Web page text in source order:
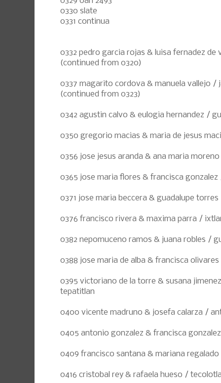
0330 slate
0331 continua
0332 pedro garcia rojas & luisa fernadez de
(continued from 0320)
0337 magarito cordova & manuela vallejo /
(continued from 0323)
0342 agustin calvo & eulogia hernandez /
0350 gregorio macias & maria de jesus
0356 jose jesus aranda & ana maria
0365 jose maria flores & francisca
0371 jose maria beccera & guadalupe
0376 francisco rivera & maxima parra /
0382 nepomuceno ramos & juana robles /
0388 jose maria de alba & francisca
0395 victoriano de la torre & susana
tepatitlan
0400 vicente madruno & josefa calarza /
0405 antonio gonzalez & francisca
0409 francisco santana & mariana
0416 cristobal rey & rafaela hueso /